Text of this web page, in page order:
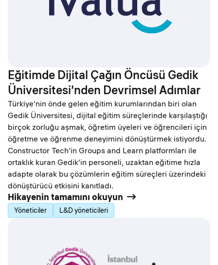
Eğitimde Dijital Çağın Öncüsü Gedik
Üniversitesi'nden Devrimsel Adımlar
Türkiye'nin önde gelen eğitim kurumlarından biri olan
Gedik Üniversitesi, dijital eğitim süreçlerinde karşılaştığı
birçok zorluğu aşmak, öğretim üyeleri ve öğrencileri için
öğretme ve öğrenme deneyimini dönüştürmek istiyordu.
Constructor Tech'in Groups and Learn platformları ile
ortaklık kuran Gedik'in personeli, uzaktan eğitime hızla
adapte olarak bu çözümlerin eğitim süreçleri üzerindeki
dönüştürücü etkisini kanıtladı.
Hikayenin tamamını okuyun
Yöneticiler L&D yöneticileri